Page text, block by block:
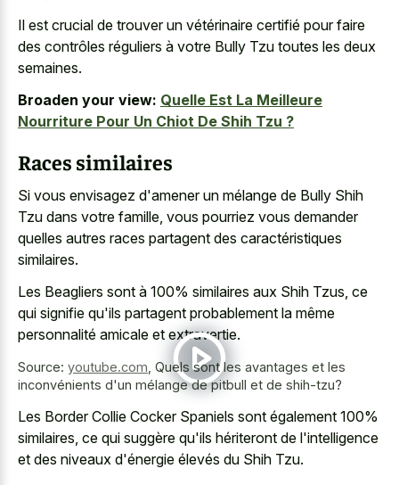
Il est crucial de trouver un vétérinaire certifié pour faire
des contrôles réguliers à votre Bully Tzu toutes les deux
semaines.
Broaden your view: Quelle Est La Meilleure
Nourriture Pour Un Chiot De Shih Tzu ?
Races similaires
Si vous envisagez d'amener un mélange de Bully Shih
Tzu dans votre famille, vous pourriez vous demander
quelles autres races partagent des caractéristiques
similaires.
Les Beagliers sont à 100% similaires aux Shih Tzus, ce
qui signifie qu'ils partagent probablement la même
personnalité amicale et extravertie.
Source: youtube.com Quels sont les avantages et les
inconvénients d'un mélange de pitbull et de shih-tzu?
Les Border Collie Cocker Spaniels sont également 100%
similaires, ce qui suggère qu'ils hériteront de l'intelligence
et des niveaux d'énergie élevés du Shih Tzu.